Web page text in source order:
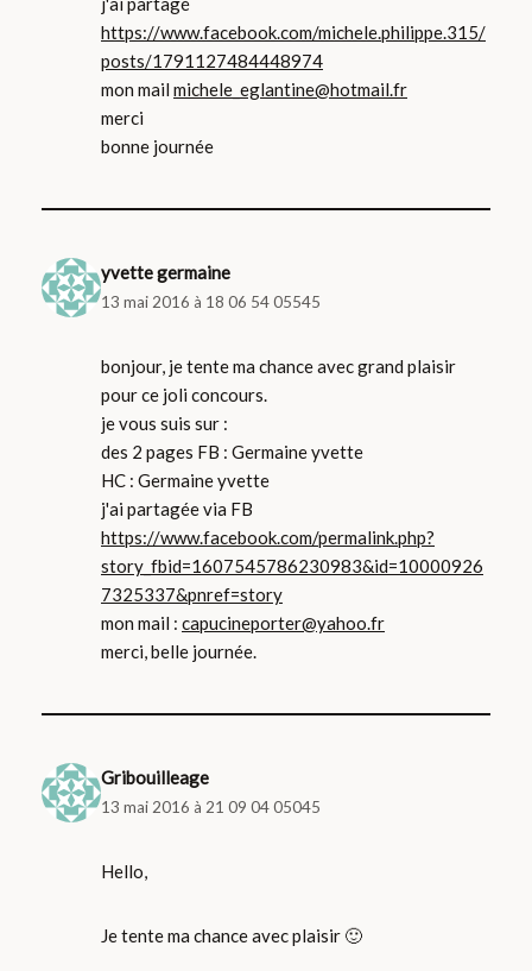
https://www.facebook.com/michele.philippe.315/
posts/1791127484448974
mon mail michele_eglantine@hotmail.fr
merci
bonne journée
yvette germaine
13 mai 2016 à 18 06 54 05545
bonjour, je tente ma chance avec grand plaisir
pour ce joli concours.
je vous suis sur :
des 2 pages FB : Germaine yvette
HC : Germaine yvette
j'ai partagée via FB
https://www.facebook.com/permalink.php?
story_fbid=1607545786230983&id=10000926
7325337&pnref=story
mon mail : capucineporter@yahoo.fr
merci, belle journée.
Gribouilleage
13 mai 2016 à 21 09 04 05045
Hello,
Je tente ma chance avec plaisir 🙂